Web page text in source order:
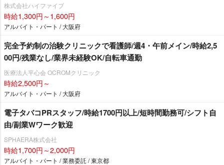
株式会社ハイファイブ
時給1,300円～1,600円
アルバイト・パート / 大阪府
完全予約制の治験クリニックで看護師/週4・午前メイン/時給2,5
00円/残業なし/業界未経験OK/自転車通勤
医療法人平心会 OCROMクリニック
時給2,500円～
アルバイト・パート / 大阪府
電子タバコPRスタッフ/時給1700円以上/短時間勤務可/シフト自
由/副業Wワーク歓迎
SPHAERA株式会社
時給1,700円～2,000円
アルバイト・パート / 業務委託 / 東京都